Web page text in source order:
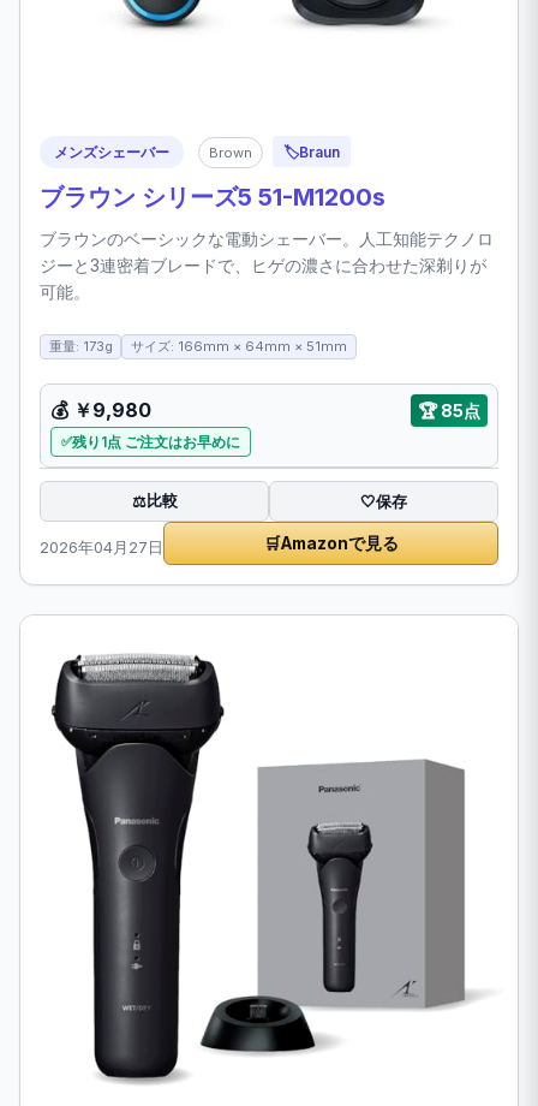
メンズシェーバー Brown 🏷️Braun
ブラウン シリーズ5 51-M1200s
ブラウンのベーシックな電動シェーバー。人工知能テクノロ
ジーと3連密着ブレードで、ヒゲの濃さに合わせた深剃りが
可能。
重量: 173g サイズ: 166mm × 64mm × 51mm
💰 ￥9,980 🏆85点
残り1点 ご注文はお早めに
⚖️比較 🤍保存
2026年04月27日 🛒Amazonで見る